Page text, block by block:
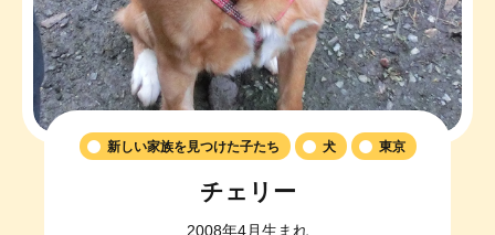
新しい家族を見つけた子たち 犬 東京
チェリー
2008年4月生まれ